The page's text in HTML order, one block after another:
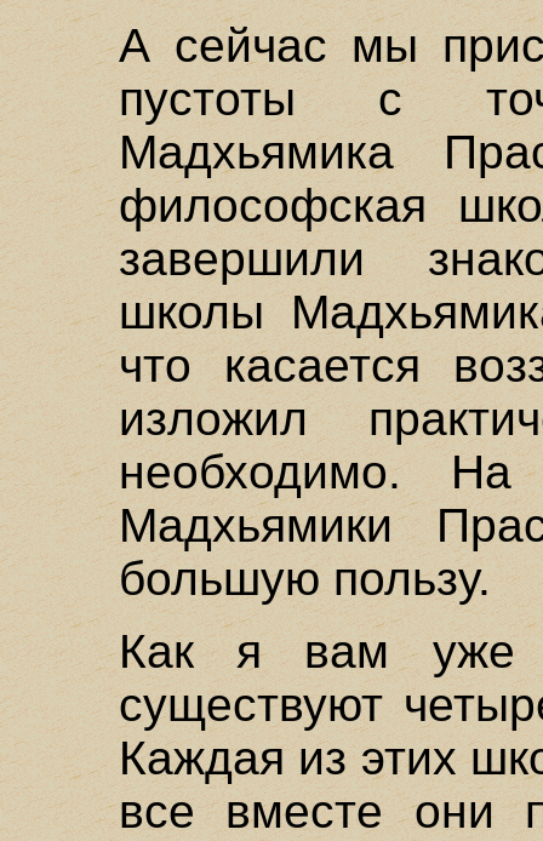
А сейчас мы
пустоты с
Мадхьямика
философская
завершили
школы
что касается
изложил
необходимо.
Мадхьямики
большую пользу.
Как я вам уже
существуют
Каждая из этих
все вместе они